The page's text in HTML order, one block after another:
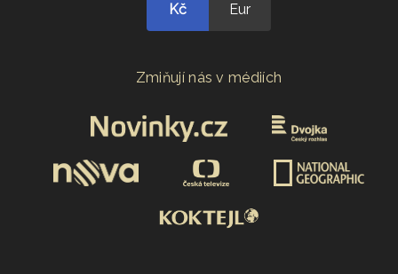
Kč Eur
Zmiňují nás v médiích